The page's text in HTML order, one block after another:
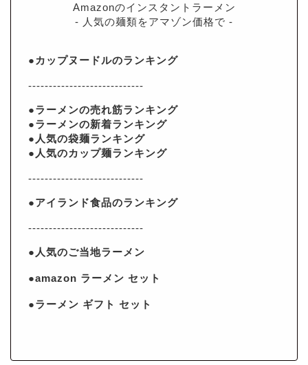
Amazonのインスタントラーメン
- 人気の麺類をアマゾン価格で -
●カップヌードルのランキング
----------------------------
●ラーメンの売れ筋ランキング
●ラーメンの新着ランキング
●人気の袋麺ランキング
●人気のカップ麺ランキング
----------------------------
●アイランド食品のランキング
----------------------------
●人気のご当地ラーメン
●amazon ラーメン セット
●ラーメン ギフト セット